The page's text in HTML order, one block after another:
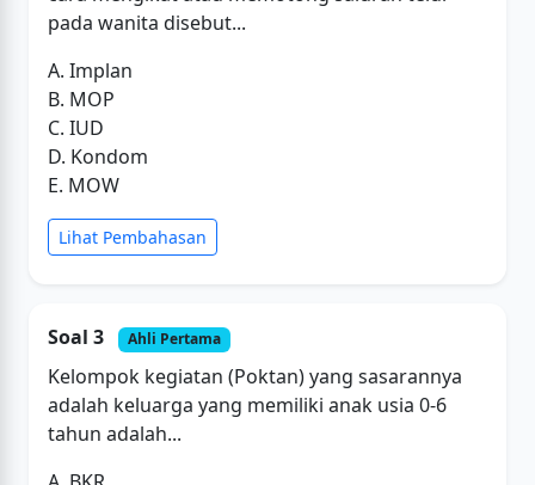
pada wanita disebut...
A. Implan
B. MOP
C. IUD
D. Kondom
E. MOW
Lihat Pembahasan
Soal 3 Ahli Pertama
Kelompok kegiatan (Poktan) yang sasarannya
adalah keluarga yang memiliki anak usia 0-6
tahun adalah...